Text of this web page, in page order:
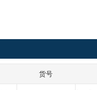
货号